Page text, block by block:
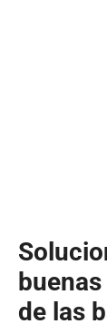
de las